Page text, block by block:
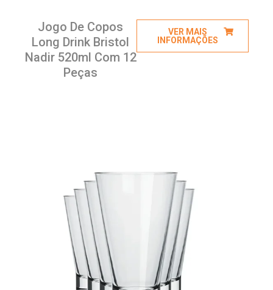
Jogo De Copos
Long Drink Bristol
Nadir 520ml Com 12
Peças
VER MAIS
INFORMAÇÕES